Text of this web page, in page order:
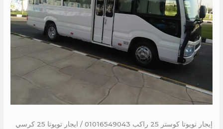
إيجار تويوتا كوستر 25 راكب 01016549043 / ايجار تويوتا 25 كرسي